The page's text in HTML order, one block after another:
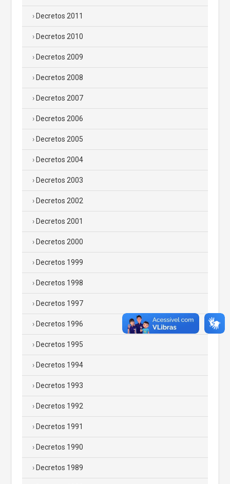
Decretos 2011
Decretos 2010
Decretos 2009
Decretos 2008
Decretos 2007
Decretos 2006
Decretos 2005
Decretos 2004
Decretos 2003
Decretos 2002
Decretos 2001
Decretos 2000
Decretos 1999
Decretos 1998
Decretos 1997
Decretos 1996
Decretos 1995
Decretos 1994
Decretos 1993
Decretos 1992
Decretos 1991
Decretos 1990
Decretos 1989